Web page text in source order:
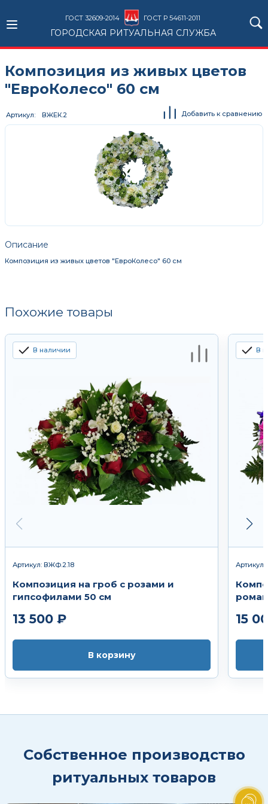
ГОСТ 32609-2014 ГОСТ Р 54611-2011
ГОРОДСКАЯ РИТУАЛЬНАЯ СЛУЖБА
Композиция из живых цветов
"ЕвроКолесо" 60 см
Описание
Композиция из живых цветов "ЕвроКолесо" 60 см
Артикул ВЖЕК.2 Добавить к сравнению
Похожие товары
В наличии
Артикул: ВЖФ.2.18
Композиция на гроб с розами и
гипсофилами 50 см
13 500 ₽
В корзину
В
15
Собственное производство
ритуальных товаров